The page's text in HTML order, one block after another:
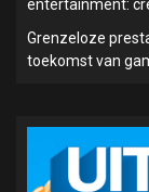
entertainment:
Grenzeloze
toekomst van